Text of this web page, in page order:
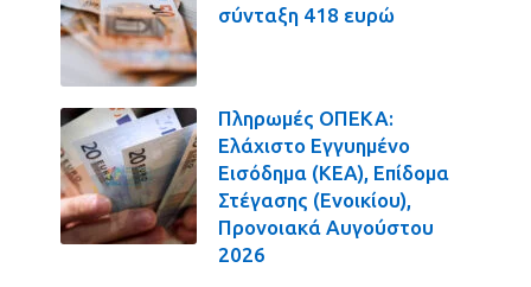
σύνταξη 418 ευρώ
Πληρωμές ΟΠΕΚΑ:
Ελάχιστο Εγγυημένο
Εισόδημα (ΚΕΑ), Επίδομα
Στέγασης (Ενοικίου),
Προνοιακά Αυγούστου
2026